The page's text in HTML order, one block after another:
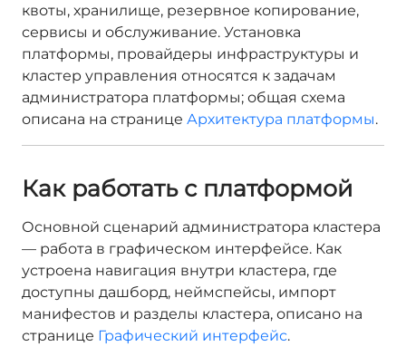
квоты, хранилище, резервное копирование,
сервисы и обслуживание. Установка
платформы, провайдеры инфраструктуры и
кластер управления относятся к задачам
администратора платформы; общая схема
описана на странице Архитектура платформы.
Как работать с платформой
Основной сценарий администратора кластера
— работа в графическом интерфейсе. Как
устроена навигация внутри кластера, где
доступны дашборд, неймспейсы, импорт
манифестов и разделы кластера, описано на
странице Графический интерфейс.